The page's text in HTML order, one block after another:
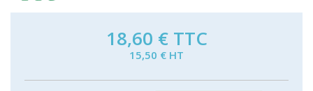
18,60 € TTC
15,50 € HT